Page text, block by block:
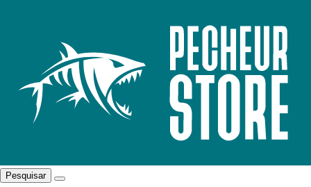
Pesquisar